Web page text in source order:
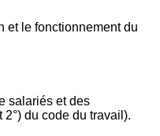
et le fonctionnement du
salariés et des
du code du travail).